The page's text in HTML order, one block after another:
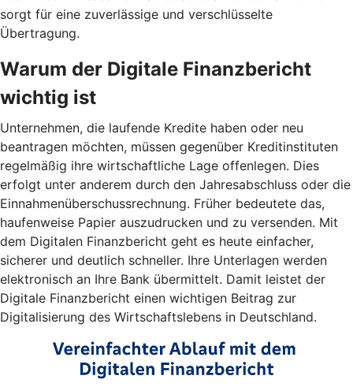
sorgt für eine zuverlässige und verschlüsselte
Übertragung.
Warum der Digitale Finanzbericht
wichtig ist
Unternehmen, die laufende Kredite haben oder neu
beantragen möchten, müssen gegenüber Kreditinstituten
regelmäßig ihre wirtschaftliche Lage offenlegen. Dies
erfolgt unter anderem durch den Jahresabschluss oder die
Einnahmenüberschussrechnung. Früher bedeutete das,
haufenweise Papier auszudrucken und zu versenden. Mit
dem Digitalen Finanzbericht geht es heute einfacher,
sicherer und deutlich schneller. Ihre Unterlagen werden
elektronisch an Ihre Bank übermittelt. Damit leistet der
Digitale Finanzbericht einen wichtigen Beitrag zur
Digitalisierung des Wirtschaftslebens in Deutschland.